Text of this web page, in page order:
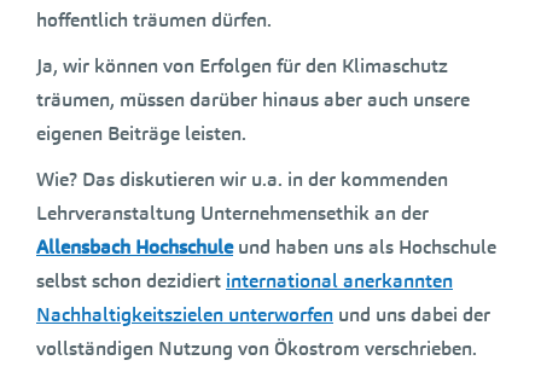
hoffentlich träumen dürfen.
Ja, wir können von Erfolgen für den Klimaschutz
träumen, müssen darüber hinaus aber auch unsere
eigenen Beiträge leisten.
Wie? Das diskutieren wir u.a. in der kommenden
Lehrveranstaltung Unternehmensethik an der
Allensbach Hochschuleund haben uns als Hochschule
selbst schon dezidiert international anerkannten
Nachhaltigkeitszielen unterworfen und uns dabei der
vollständigen Nutzung von Ökostrom verschrieben.